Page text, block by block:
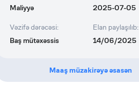
Maliyyə
2025-07-05
Vəzifə dərəcəsi:
Baş mütəxəssis
Elan paylaşılıb:
14/06/2025
Maaş müzakirəyə əsasən